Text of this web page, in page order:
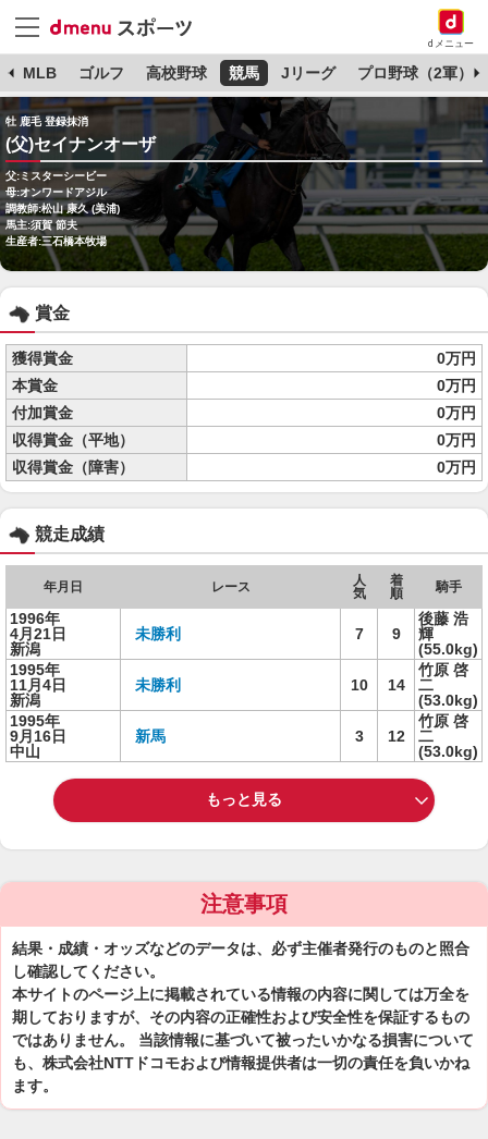
dメニュー
MLB ゴルフ 高校野球 競馬 Jリーグ プロ野球（2軍）
牡 鹿毛 登録抹消
(父)セイナンオーザ
父:ミスターシービー
母:オンワードアジル
調教師:松山 康久 (美浦)
馬主:須賀 節夫
生産者:三石橋本牧場
賞金
獲得賞金
0万円
本賞金
0万円
付加賞金
0万円
収得賞金（平地）
0万円
収得賞金（障害）
0万円
競走成績
年月日 レース
人
気
着
順
騎手
1996年
4月21日
新潟
未勝利 7 9
後藤 浩
輝
(55.0kg)
1995年
11月4日
新潟
未勝利 10 14
竹原 啓
二
(53.0kg)
1995年
9月16日
中山
新馬 3 12
竹原 啓
二
(53.0kg)
もっと見る
注意事項
結果・成績・オッズなどのデータは、必ず主催者発行のものと照合
し確認してください。
本サイトのページ上に掲載されている情報の内容に関しては万全を
期しておりますが、その内容の正確性および安全性を保証するもの
ではありません。 当該情報に基づいて被ったいかなる損害について
も、株式会社NTTドコモおよび情報提供者は一切の責任を負いかね
ます。